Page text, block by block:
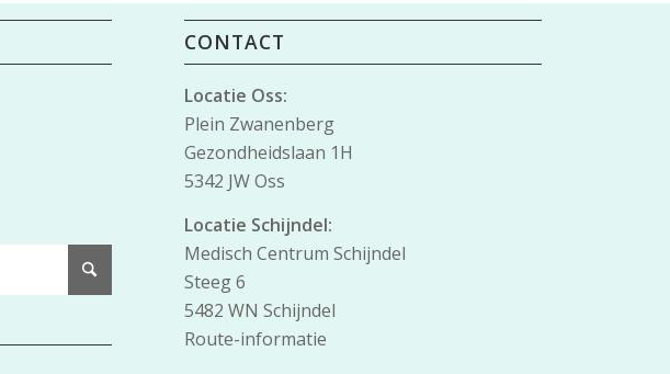
CONTACT
Locatie Oss:
Plein Zwanenberg
Gezondheidslaan 1H
5342 JW Oss
Locatie Schijndel:
Medisch Centrum Schijndel
Steeg 6
5482 WN Schijndel
Route-informatie